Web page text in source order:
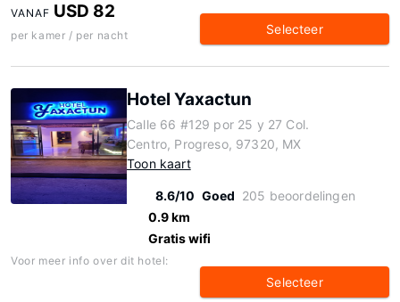
VANAF USD 82
per kamer / per nacht Selecteer
Hotel Yaxactun
Calle 66 #129 por 25 y 27 Col.
Centro, Progreso, 97320, MX
Toon kaart
8.6/10 Goed 205 beoordelingen
0.9 km
Gratis wifi
Voor meer info over dit hotel:
Selecteer